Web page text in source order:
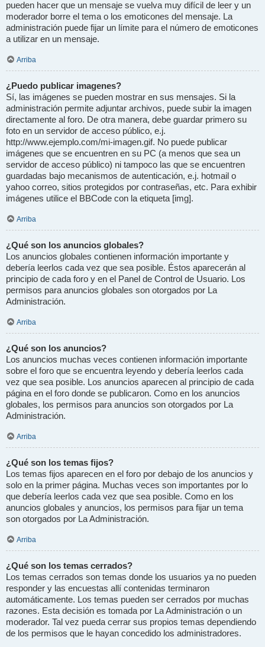
pueden hacer que un mensaje se vuelva muy difícil de leer y un
moderador borre el tema o los emoticones del mensaje. La
administración puede fijar un límite para el número de emoticones
a utilizar en un mensaje.
Arriba
¿Puedo publicar imagenes?
Sí, las imágenes se pueden mostrar en sus mensajes. Si la
administración permite adjuntar archivos, puede subir la imagen
directamente al foro. De otra manera, debe guardar primero su
foto en un servidor de acceso público, e.j.
http://www.ejemplo.com/mi-imagen.gif. No puede publicar
imágenes que se encuentren en su PC (a menos que sea un
servidor de acceso público) ni tampoco las que se encuentren
guardadas bajo mecanismos de autenticación, e.j. hotmail o
yahoo correo, sitios protegidos por contraseñas, etc. Para exhibir
imágenes utilice el BBCode con la etiqueta [img].
Arriba
¿Qué son los anuncios globales?
Los anuncios globales contienen información importante y
debería leerlos cada vez que sea posible. Éstos aparecerán al
principio de cada foro y en el Panel de Control de Usuario. Los
permisos para anuncios globales son otorgados por La
Administración.
Arriba
¿Qué son los anuncios?
Los anuncios muchas veces contienen información importante
sobre el foro que se encuentra leyendo y debería leerlos cada
vez que sea posible. Los anuncios aparecen al principio de cada
página en el foro donde se publicaron. Como en los anuncios
globales, los permisos para anuncios son otorgados por La
Administración.
Arriba
¿Qué son los temas fijos?
Los temas fijos aparecen en el foro por debajo de los anuncios y
solo en la primer página. Muchas veces son importantes por lo
que debería leerlos cada vez que sea posible. Como en los
anuncios globales y anuncios, los permisos para fijar un tema
son otorgados por La Administración.
Arriba
¿Qué son los temas cerrados?
Los temas cerrados son temas donde los usuarios ya no pueden
responder y las encuestas allí contenidas terminaron
automáticamente. Los temas pueden ser cerrados por muchas
razones. Esta decisión es tomada por La Administración o un
moderador. Tal vez pueda cerrar sus propios temas dependiendo
de los permisos que le hayan concedido los administradores.